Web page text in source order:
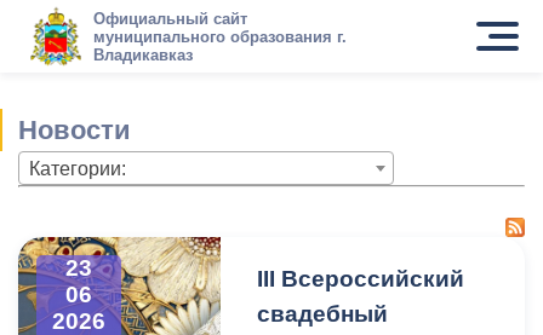
Официальный сайт
муниципального образования г.
Владикавказ
Новости
Категории:
23
06
2026
III Всероссийский
свадебный